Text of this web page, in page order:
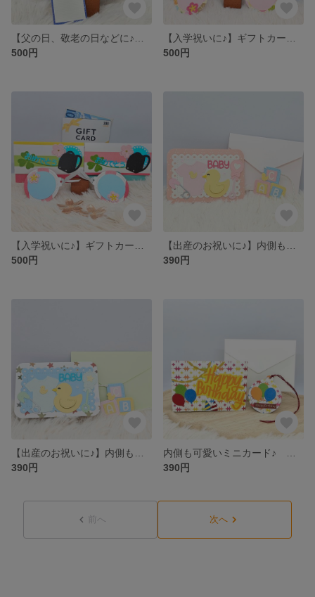
500円
500円
500円
390円
390円
390円
前へ 次へ